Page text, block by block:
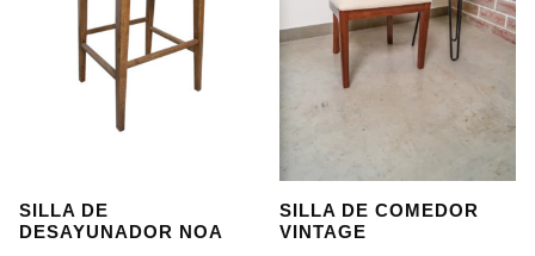
SILLA DE
DESAYUNADOR NOA
SILLA DE COMEDOR
VINTAGE